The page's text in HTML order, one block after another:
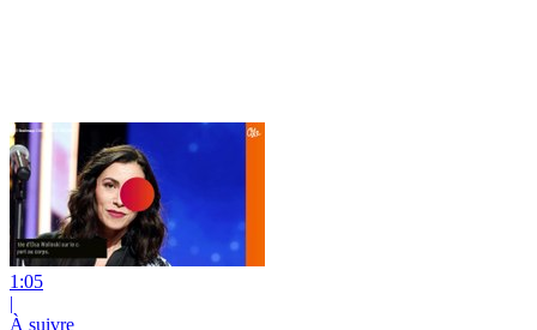
1:05
|
À suivre